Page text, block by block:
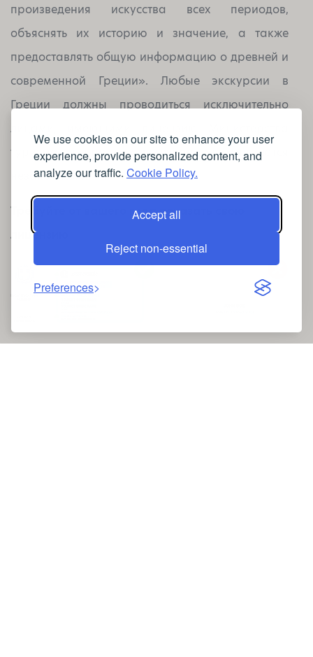
We use cookies on our site to enhance your user
experience, provide personalized content, and
analyze our traffic. Cookie Policy.
Accept all
Reject non-essential
Preferences
произведения искусства всех периодов,
объяснять их историю и значение, а также
предоставлять общую информацию о древней и
современной Греции». Любые экскурсии в
Греции должны проводиться исключительно
лицами, имеющими лицензию Министерства
туризма, в противном случае они считаются
незаконными.
Требуйте от вашего гида показать свою
лицензию